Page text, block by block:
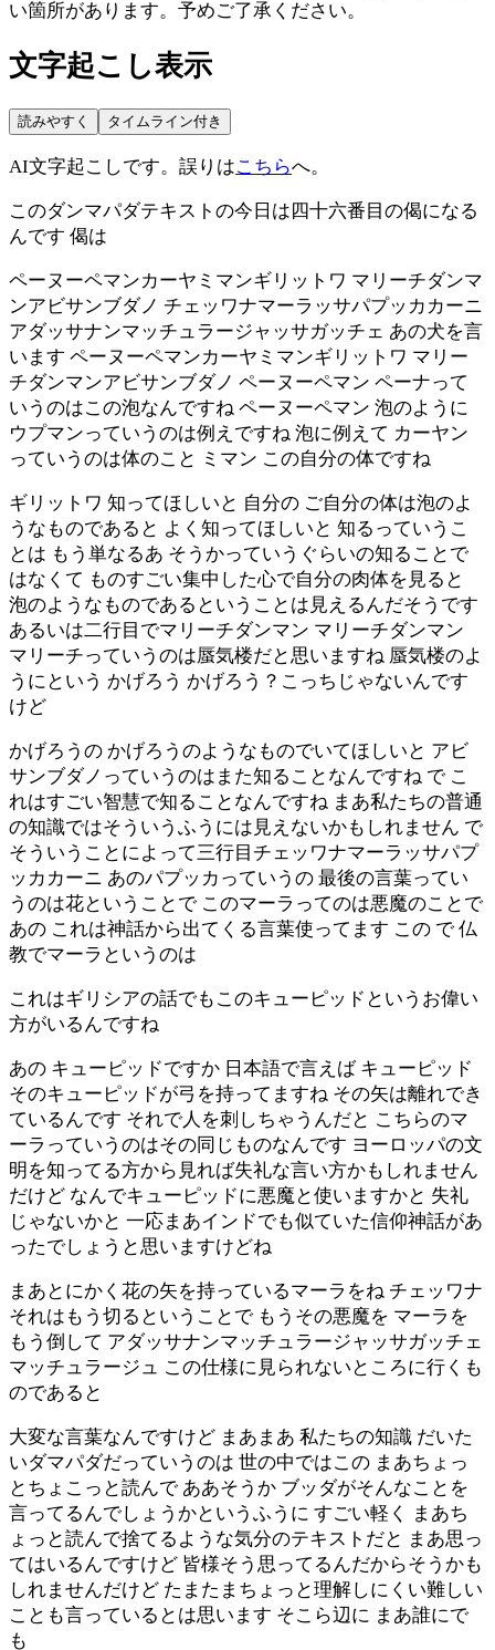
い箇所があります。予めご了承ください。
文字起こし表示
読みやすく タイムライン付き
AI文字起こしです。誤りはこちらへ。
このダンマパダテキストの今日は四十六番目の偈になる
んです 偈は
ペーヌーペマンカーヤミマンギリットワ マリーチダンマ
ンアビサンブダノ チェッワナマーラッサパプッカカーニ
アダッサナンマッチュラージャッサガッチェ あの犬を言
います ペーヌーペマンカーヤミマンギリットワ マリー
チダンマンアビサンブダノ ペーヌーペマン ペーナって
いうのはこの泡なんですね ペーヌーペマン 泡のように
ウプマンっていうのは例えですね 泡に例えて カーヤン
っていうのは体のこと ミマン この自分の体ですね
ギリットワ 知ってほしいと 自分の ご自分の体は泡のよ
うなものであると よく知ってほしいと 知るっていうこ
とは もう単なるあ そうかっていうぐらいの知ることで
はなくて ものすごい集中した心で自分の肉体を見ると
泡のようなものであるということは見えるんだそうです
あるいは二行目でマリーチダンマン マリーチダンマン
マリーチっていうのは蜃気楼だと思いますね 蜃気楼のよ
うにという かげろう かげろう？こっちじゃないんです
けど
かげろうの かげろうのようなものでいてほしいと アビ
サンブダノっていうのはまた知ることなんですね で こ
れはすごい智慧で知ることなんですね まあ私たちの普通
の知識ではそういうふうには見えないかもしれません で
そういうことによって三行目チェッワナマーラッサパプ
ッカカーニ あのパプッカっていうの 最後の言葉ってい
うのは花ということで このマーラってのは悪魔のことで
あの これは神話から出てくる言葉使ってます この で 仏
教でマーラというのは
これはギリシアの話でもこのキューピッドというお偉い
方がいるんですね
あの キューピッドですか 日本語で言えば キューピッド
そのキューピッドが弓を持ってますね その矢は離れでき
ているんです それで人を刺しちゃうんだと こちらのマ
ーラっていうのはその同じものなんです ヨーロッパの文
明を知ってる方から見れば失礼な言い方かもしれません
だけど なんでキューピッドに悪魔と使いますかと 失礼
じゃないかと 一応まあインドでも似ていた信仰神話があ
ったでしょうと思いますけどね
まあとにかく花の矢を持っているマーラをね チェッワナ
それはもう切るということで もうその悪魔を マーラを
もう倒して アダッサナンマッチュラージャッサガッチェ
マッチュラージュ この仕様に見られないところに行くも
のであると
大変な言葉なんですけど まあまあ 私たちの知識 だいた
いダマパダだっていうのは 世の中ではこの まあちょっ
とちょこっと読んで ああそうか ブッダがそんなことを
言ってるんでしょうかというふうに すごい軽く まあち
ょっと読んで捨てるような気分のテキストだと まあ思っ
てはいるんですけど 皆様そう思ってるんだからそうかも
しれませんだけど たまたまちょっと理解しにくい難しい
ことも言っているとは思います そこら辺に まあ誰にで
も